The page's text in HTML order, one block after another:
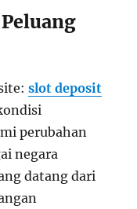
slot deposit
perubahan
negara
datang dari